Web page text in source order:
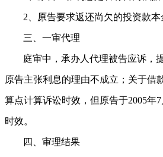
2004市直工委优秀共产党员
2、原告要求返还尚欠的投资款
三、一审代理
庭审中，承办人代理被告应诉，
原告主张利息的理由不成立；关于借
算点计算诉讼时效，但原告于2005年
时效。
四、审理结果